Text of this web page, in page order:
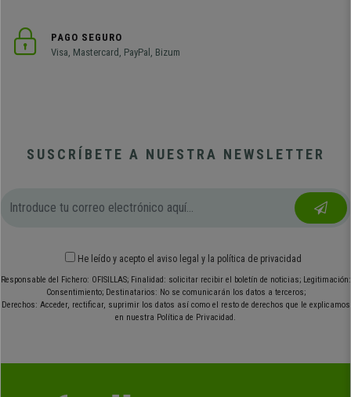
PAGO SEGURO
Visa, Mastercard, PayPal, Bizum
SUSCRÍBETE A NUESTRA NEWSLETTER
He leído y acepto el aviso legal y la política de privacidad
Responsable del Fichero: OFISILLAS; Finalidad: solicitar recibir el boletín de noticias; Legitimación:
Consentimiento; Destinatarios: No se comunicarán los datos a terceros;
Derechos: Acceder, rectificar, suprimir los datos así como el resto de derechos que le explicamos
en nuestra Política de Privacidad.